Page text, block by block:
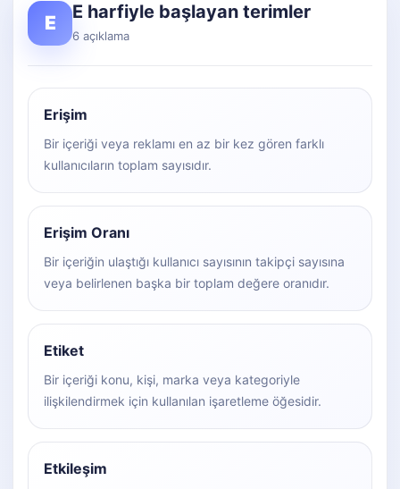
E E harfiyle başlayan terimler
6 açıklama
Erişim
Bir içeriği veya reklamı en az bir kez gören farklı
kullanıcıların toplam sayısıdır.
Erişim Oranı
Bir içeriğin ulaştığı kullanıcı sayısının takipçi sayısına
veya belirlenen başka bir toplam değere oranıdır.
Etiket
Bir içeriği konu, kişi, marka veya kategoriyle
ilişkilendirmek için kullanılan işaretleme öğesidir.
Etkileşim